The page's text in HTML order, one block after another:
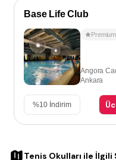
Base Life Club
Premium
Angora
Ankara
%10 İndirim
Tenis Okulları ile İlgili